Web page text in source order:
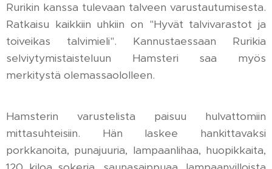
Rurikin kanssa tulevaan talveen varustautumisesta.
Ratkaisu kaikkiin uhkiin on "Hyvät talvivarastot ja
toiveikas talvimieli". Kannustaessaan Rurikia
selviytymistaisteluun Hamsteri saa myös
merkitystä olemassaololleen.
Hamsterin varustelista paisuu hulvattomiin
mittasuhteisiin. Hän laskee hankittavaksi
porkkanoita, punajuuria, lampaanlihaa, huopikkaita,